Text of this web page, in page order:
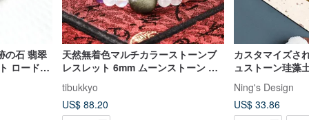
の石 翡翠
ロードナ
天然無着色マルチカラーストーンブ
レスレット 6mm ムーンストーン ゴ
イガーアイ 仏珠 念珠
tibukkyo
US$ 88.20
カスタマイズさ
ュストーン珪藻
ッションタイプ
Ning's Design
US$ 33.86